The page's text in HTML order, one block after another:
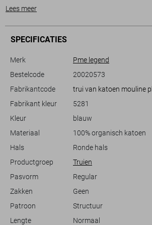
organisch katoen en biedt zo de hele dag door
de trui veelzijdig combineerbaar, terwijl de
warmte bieden op koudere dagen.
Of je nu een dag op kantoor hebt of een
als een nette broek, waardoor hij geschikt is
meer formele gelegenheden. Dankzij de
mooi in model, ongeacht hoe je hem draagt.
Lees meer
SPECIFICATIES
Merk
Pme legend
Bestelcode
20020573
Fabrikantcode
trui van katoen mouline
Fabrikant kleur
5281
Kleur
blauw
Materiaal
100% organisch katoen
Hals
Ronde hals
Productgroep
Truien
Pasvorm
Regular
Zakken
Geen
Patroon
Structuur
Lengte
Normaal